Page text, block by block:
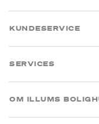
KUNDESERVICE
SERVICES
OM ILLUMS